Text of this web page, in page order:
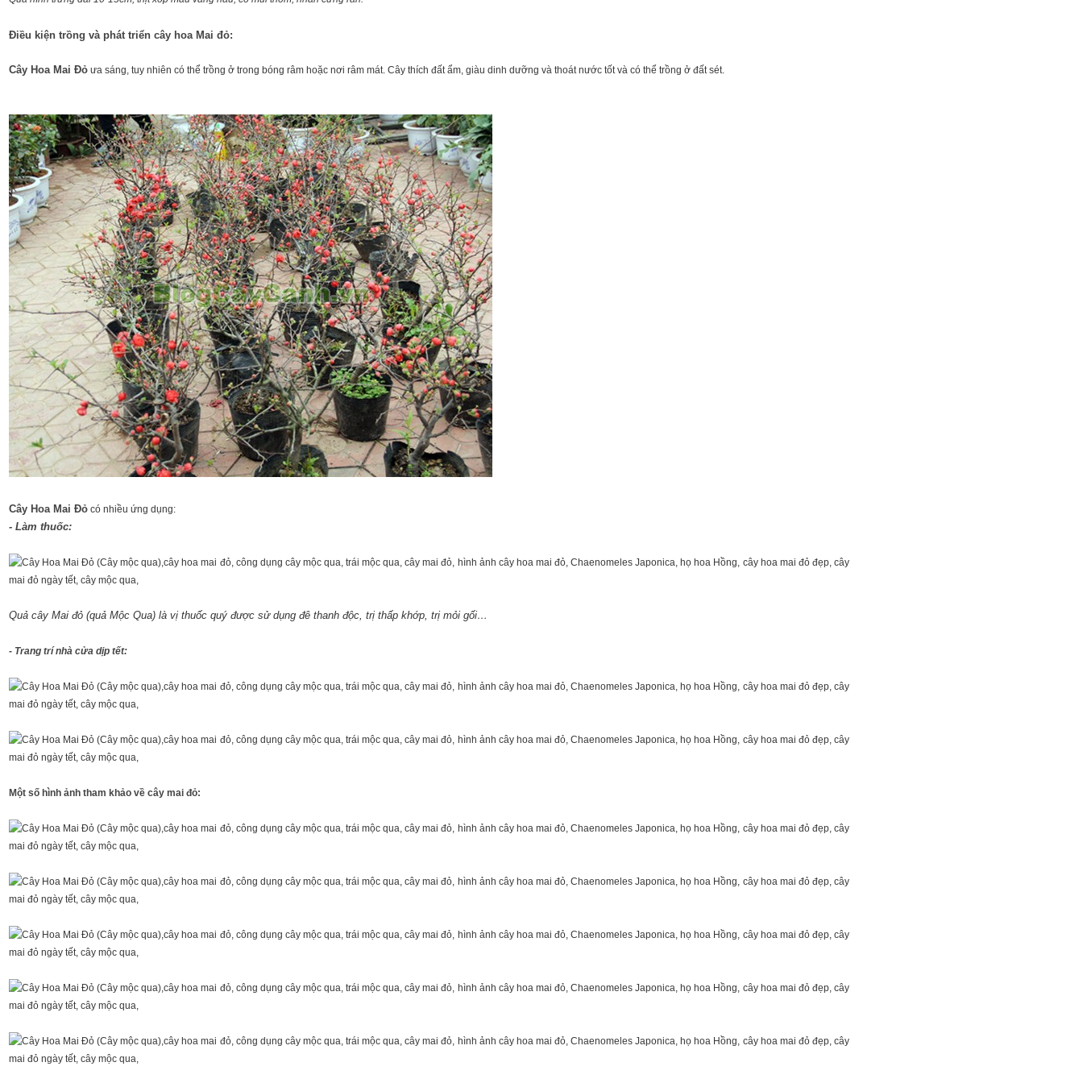
Điều kiện trồng và phát triển cây hoa Mai đỏ:
Cây Hoa Mai Đỏưa sáng, tuy nhiên có thể trồng ở trong bóng râm hoặc nơi râm mát. Cây thích đất ẩm, giàu dinh dưỡng và thoát nước tốt và có thể trồng ở đất sét.
Cây Hoa Mai Đỏcó nhiều ứng dụng:
- Làm thuốc:
Quả cây Mai đỏ (quả Mộc Qua) là vị thuốc quý được sử dụng đê thanh độc, trị thấp khớp, trị mỏi gối…
- Trang trí nhà cửa dịp tết:
Một số hình ảnh tham khảo về cây mai đỏ: